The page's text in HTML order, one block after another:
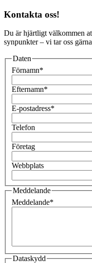
Kontakta oss!
Du är hjärtligt välkommen
synpunkter – vi tar oss
Daten
Förnamn*
Efternamn*
E-postadress*
Telefon
Företag
Webbplats
Meddelande
Meddelande*
Dataskydd